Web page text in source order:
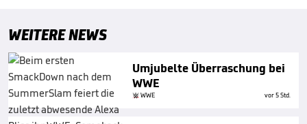
WEITERE NEWS
Umjubelte Überraschung bei
WWE
WWE vor 5 Std.